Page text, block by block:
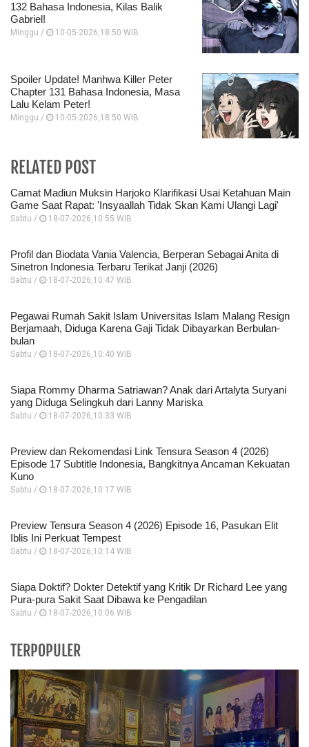
132 Bahasa Indonesia, Kilas Balik
Gabriel!
Minggu / 10-05-2026,18:50 WIB
Spoiler Update! Manhwa Killer Peter
Chapter 131 Bahasa Indonesia, Masa
Lalu Kelam Peter!
Minggu / 10-05-2026,18:50 WIB
RELATED POST
Camat Madiun Muksin Harjoko Klarifikasi Usai Ketahuan Main
Game Saat Rapat: 'Insyaallah Tidak Skan Kami Ulangi Lagi'
Sabtu / 18-07-2026,10:55 WIB
Profil dan Biodata Vania Valencia, Berperan Sebagai Anita di
Sinetron Indonesia Terbaru Terikat Janji (2026)
Sabtu / 18-07-2026,10:47 WIB
Pegawai Rumah Sakit Islam Universitas Islam Malang Resign
Berjamaah, Diduga Karena Gaji Tidak Dibayarkan Berbulan-
bulan
Sabtu / 18-07-2026,10:40 WIB
Siapa Rommy Dharma Satriawan? Anak dari Artalyta Suryani
yang Diduga Selingkuh dari Lanny Mariska
Sabtu / 18-07-2026,10:33 WIB
Preview dan Rekomendasi Link Tensura Season 4 (2026)
Episode 17 Subtitle Indonesia, Bangkitnya Ancaman Kekuatan
Kuno
Sabtu / 18-07-2026,10:17 WIB
Preview Tensura Season 4 (2026) Episode 16, Pasukan Elit
Iblis Ini Perkuat Tempest
Sabtu / 18-07-2026,10:14 WIB
Siapa Doktif? Dokter Detektif yang Kritik Dr Richard Lee yang
Pura-pura Sakit Saat Dibawa ke Pengadilan
Sabtu / 18-07-2026,10:06 WIB
TERPOPULER